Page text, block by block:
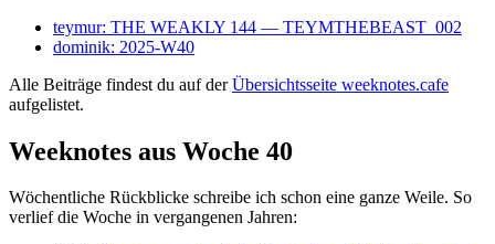
teymur: THE WEAKLY 144 — TEYMTHEBEAST_002
dominik: 2025-W40
Alle Beiträge findest du auf derÜbersichtsseite weeknotes.cafe
aufgelistet.
Weeknotes aus Woche 40
Wöchentliche Rückblicke schreibe ich schon eine ganze Weile. So
verlief die Woche in vergangenen Jahren: